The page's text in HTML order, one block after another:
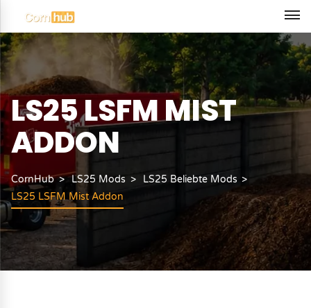
LS25 LSFM MIST
ADDON
CornHub LS25 Mods
LS25 Beliebte Mods
LS25 LSFM Mist Addon